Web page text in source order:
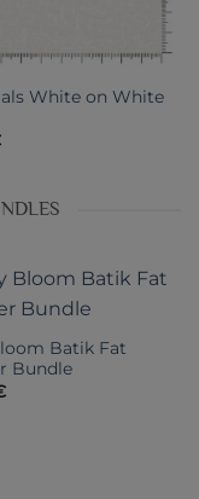
White on White
Batik Fat
Bundle